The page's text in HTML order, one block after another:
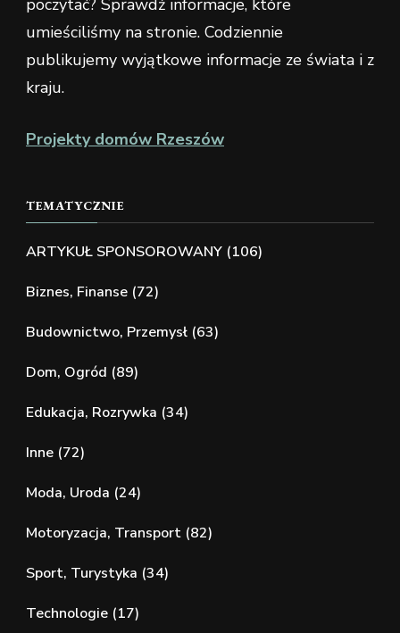
umieściliśmy na stronie. Codziennie
publikujemy wyjątkowe informacje ze świata i z
kraju.
Projekty domów Rzeszów
TEMATYCZNIE
ARTYKUŁ SPONSOROWANY (106)
Biznes, Finanse (72)
Budownictwo, Przemysł (63)
Dom, Ogród (89)
Edukacja, Rozrywka (34)
Inne (72)
Moda, Uroda (24)
Motoryzacja, Transport (82)
Sport, Turystyka (34)
Technologie (17)